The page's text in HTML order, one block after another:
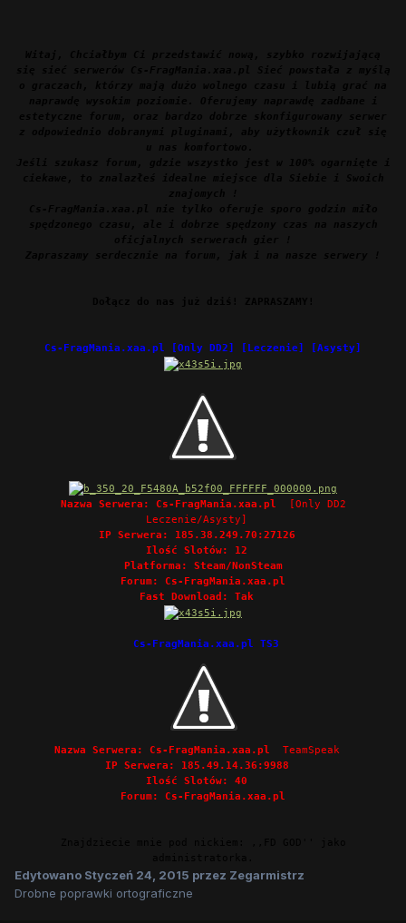
Cs-FragMania.xaa.pl [Only DD2] [Leczenie] [Asysty]
Nazwa Serwera: Cs-FragMania.xaa.pl [Only DD2
Leczenie/Asysty]
IP Serwera:
185.38.249.70:27126
Ilość Slotów:
12
Platforma:
Steam/NonSteam
Forum: Cs-FragMania.xaa.pl
Fast Download:
Tak
Cs-FragMania.xaa.pl TS3
Nazwa Serwera: Cs-FragMania.xaa.pl TeamSpeak
IP Serwera:
185.49.14.36:9988
Ilość Slotów:
40
Forum: Cs-FragMania.xaa.pl
Edytowano Styczeń 24, 2015 przez Zegarmistrz
Drobne poprawki ortograficzne